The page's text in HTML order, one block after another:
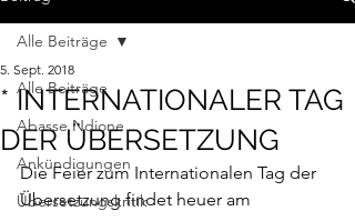
Alle Beiträge
Abasse Ndione
Ankündigungen
Übersetzungskritik
Alle Beiträge
* INTERNATIONALER TAG
DER ÜBERSETZUNG
5. Sept. 2018
Die Feier zum Internationalen Tag der
Übersetzung findet heuer am